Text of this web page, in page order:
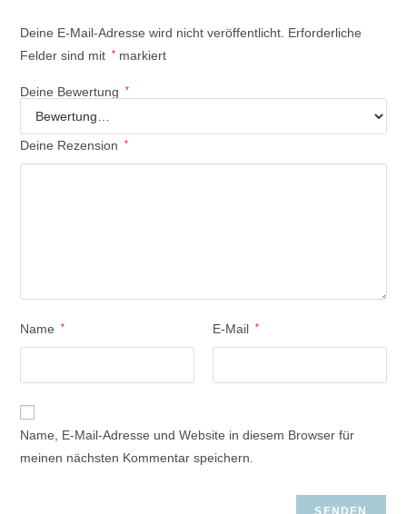
Deine E-Mail-Adresse wird nicht veröffentlicht. Erforderliche
Felder sind mit
* markiert
Deine Bewertung *
Deine Rezension *
Name * E-Mail *
Name, E-Mail-Adresse und Website in diesem Browser für
meinen nächsten Kommentar speichern.